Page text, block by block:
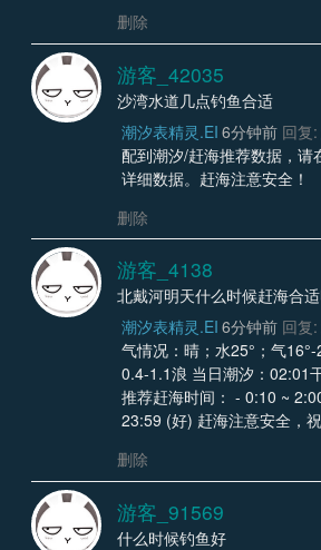
删除
游客_42035
沙湾水道几点钓鱼合适
潮汐表精灵.EI 6分钟前 回复:
配到潮汐/赶海推荐数据，请
详细数据。赶海注意安全！
删除
游客_4138
北戴河明天什么时候赶海合
潮汐表精灵.EI 6分钟前 回复:
气情况：晴；水25°；气16°-
0.4-1.1浪 当日潮汐：02:01
推荐赶海时间： - 0:10 ~
23:59 (好) 赶海注意安全，
删除
游客_91569
什么时候钓鱼好